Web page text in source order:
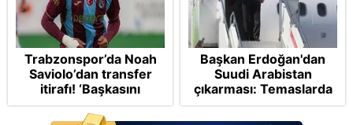
Trabzonspor’da Noah
Saviolo’dan transfer
itirafı! ‘Başkasını
izlemeye geldi’
Başkan Erdoğan'dan
Suudi Arabistan
çıkarması: Temaslarda
bulunacak